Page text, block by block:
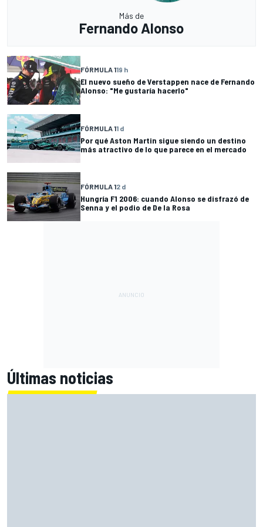
Más de
Fernando Alonso
FÓRMULA 119 h
El nuevo sueño de Verstappen nace de Fernando
Alonso: "Me gustaría hacerlo"
FÓRMULA 11 d
Por qué Aston Martin sigue siendo un destino
más atractivo de lo que parece en el mercado
FÓRMULA 12 d
Hungría F1 2006: cuando Alonso se disfrazó de
Senna y el podio de De la Rosa
Últimas noticias